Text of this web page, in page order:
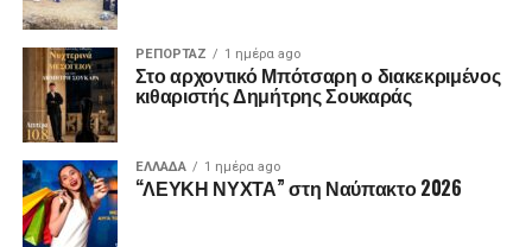
ΡΕΠΟΡΤΑΖ 1 ημέρα ago
Στο αρχοντικό Μπότσαρη ο διακεκριμένος
κιθαριστής Δημήτρης Σουκαράς
ΕΛΛΑΔΑ 1 ημέρα ago
“ΛΕΥΚΗ ΝΥΧΤΑ” στη Ναύπακτο 2026